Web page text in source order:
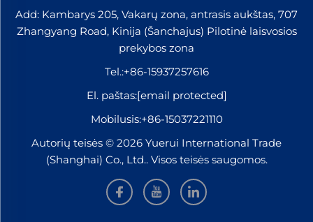
Add: Kambarys 205, Vakarų zona, antrasis aukštas, 707
Zhangyang Road, Kinija (Šanchajus) Pilotinė laisvosios
prekybos zona
Tel.:+86-15937257616
El. paštas:[email protected]
Mobilusis:+86-15037221110
Autorių teisės © 2026 Yuerui International Trade
(Shanghai) Co., Ltd.. Visos teisės saugomos.